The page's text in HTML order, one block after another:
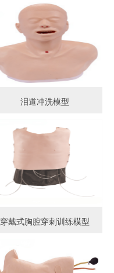
泪道冲洗模型
穿戴式胸腔穿刺训练模型